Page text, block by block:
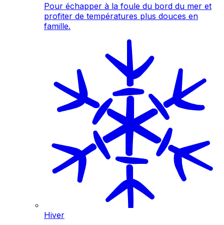
Pour échapper à la foule du bord du mer et
profiter de températures plus douces en
famille.
Hiver